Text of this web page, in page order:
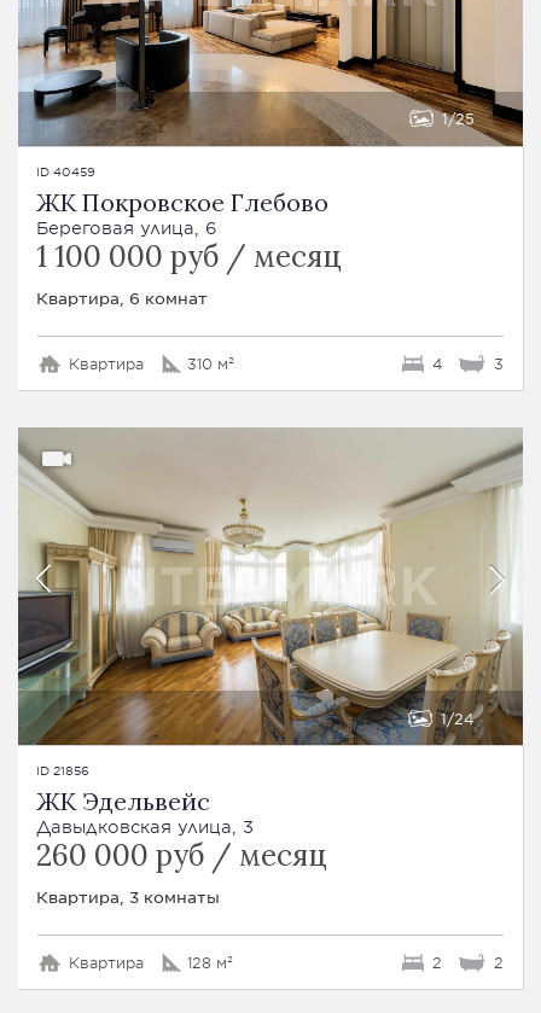
1 25
ID 40459
ЖК Покровское Глебово
Береговая улица, 6
1 100 000 руб / месяц
Квартира, 6 комнат
Квартира 310 м² 4 3
1 24
ID 21856
ЖК Эдельвейс
Давыдковская улица, 3
260 000 руб / месяц
Квартира, 3 комнаты
Квартира 128 м² 2 2